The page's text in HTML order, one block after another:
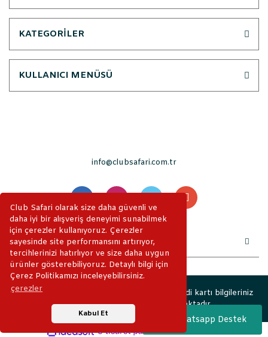
Club Safari olarak size daha güvenli ve
daha iyi bir alışveriş deneyimi sunabilmek
için çerezler kullanıyoruz. Çerezler
sayesinde site performansını artırıyor,
tercihlerinizi hatırlıyor ve size daha uygun
ürünler gösterebiliyoruz. Detaylı bilgi için
Çerez Politikamızı inceleyebilirsiniz.
çerezler
Kabul Et
Whatsapp Destek
KATEGORİLER
KULLANICI MENÜSÜ
info@clubsafari.com.tr
2019 © ClubSafari. Tüm Hakları Saklıdır. Kredi kartı bilgileriniz
256bit SSL sertifikası ile korunmaktadır.
ideasoft e-